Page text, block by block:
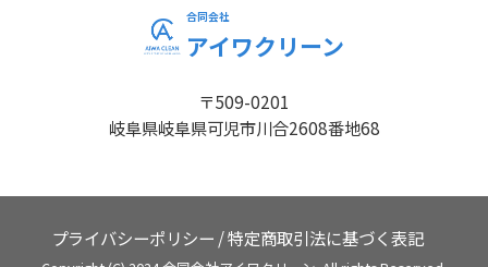
合同会社
アイワクリーン
〒509-0201
岐阜県岐阜県可児市川合2608番地68
プライバシーポリシー /特定商取引法に基づく表記